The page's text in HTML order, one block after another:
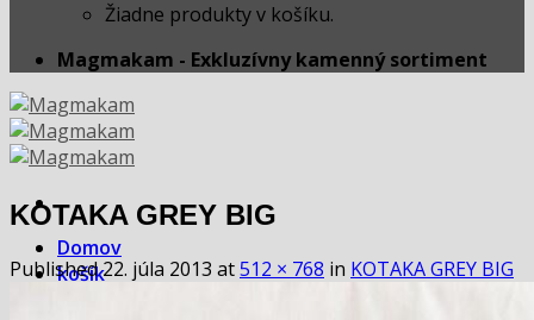
Žiadne produkty v košíku.
Magmakam - Exkluzívny kamenný sortiment
Domov
košík
KOTAKA GREY BIG
Published22. júla 2013 at512 × 768 in KOTAKA GREY BIG